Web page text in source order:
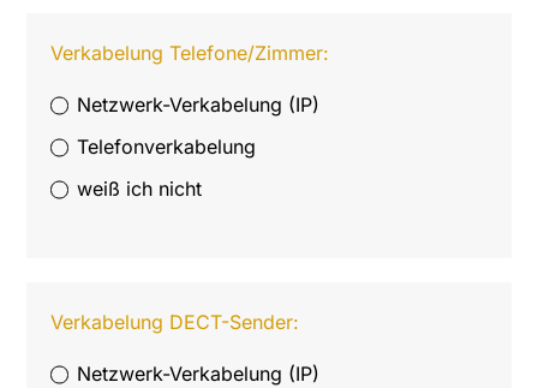
Verkabelung Telefone/Zimmer:
Netzwerk-Verkabelung (IP)
Telefonverkabelung
weiß ich nicht
Verkabelung DECT-Sender:
Netzwerk-Verkabelung (IP)